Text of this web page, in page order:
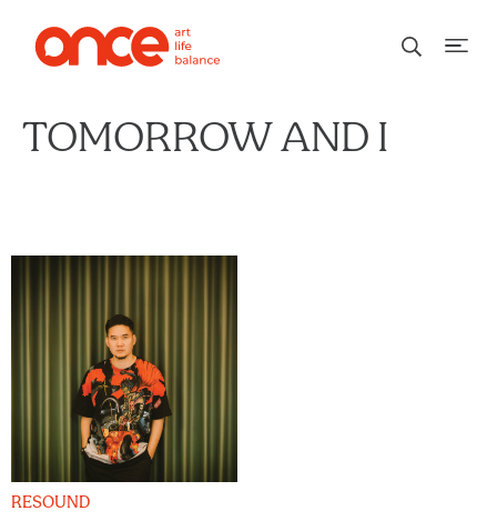
TOMORROW AND I
RESOUND